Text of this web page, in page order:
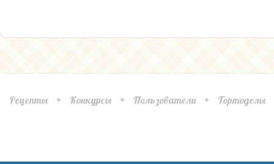
Рецепты Конкурсы Пользователи Тортоделы